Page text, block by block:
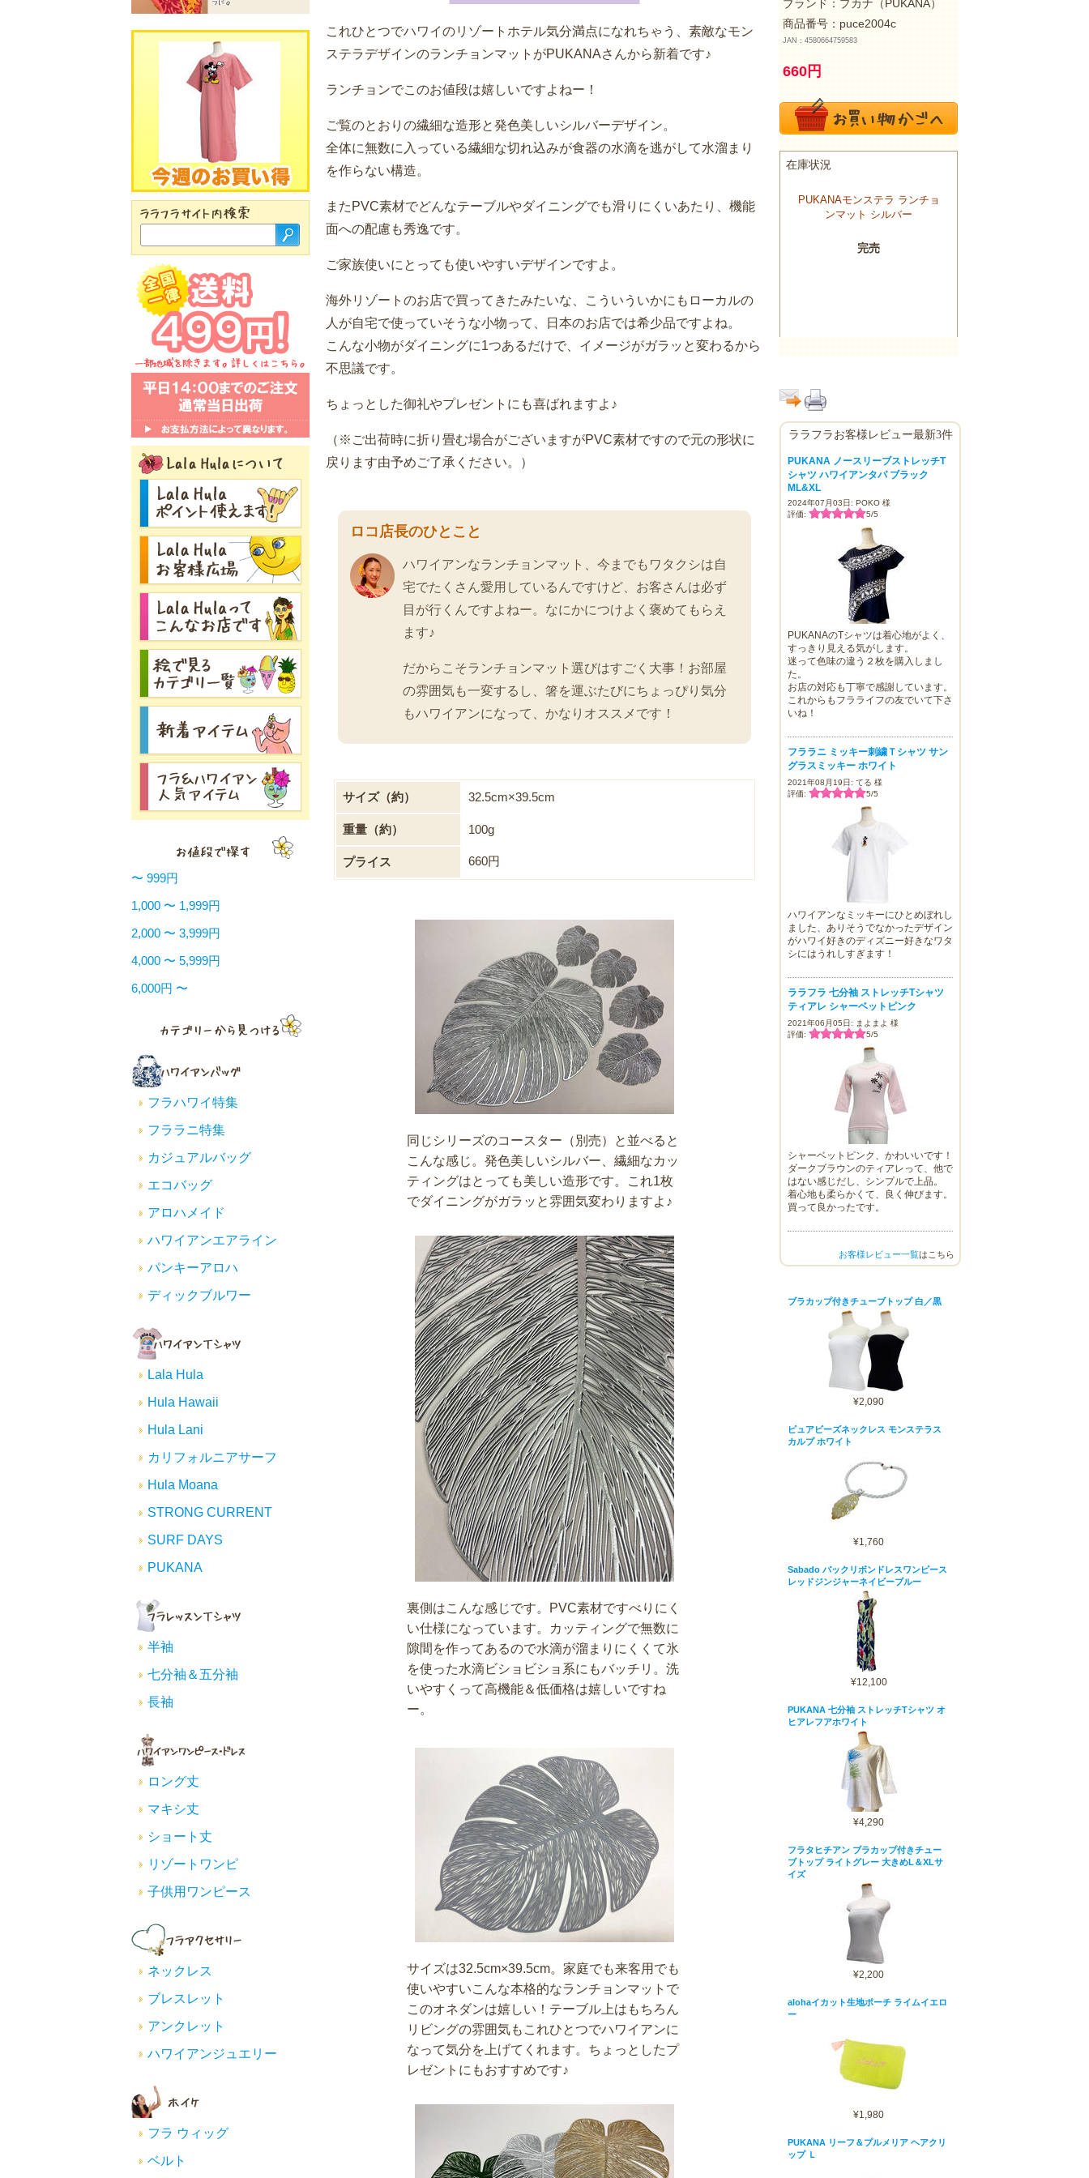
これひとつでハワイのリゾートホテル気分満点になれちゃう、素敵なモン
ステラデザインのランチョンマットがPUKANAさんから新着です♪
ランチョンでこのお値段は嬉しいですよねー！
ご覧のとおりの繊細な造形と発色美しいシルバーデザイン。
全体に無数に入っている繊細な切れ込みが食器の水滴を逃がして水溜まり
を作らない構造。
またPVC素材でどんなテーブルやダイニングでも滑りにくいあたり、機能
面への配慮も秀逸です。
ご家族使いにとっても使いやすいデザインですよ。
海外リゾートのお店で買ってきたみたいな、こういういかにもローカルの
人が自宅で使っていそうな小物って、日本のお店では希少品ですよね。
こんな小物がダイニングに1つあるだけで、イメージがガラッと変わるから
不思議です。
ちょっとした御礼やプレゼントにも喜ばれますよ♪
（※ご出荷時に折り畳む場合がございますがPVC素材ですので元の形状に
戻ります由予めご了承ください。）
ロコ店長のひとこと
ハワイアンなランチョンマット、今までもワタクシは自
宅でたくさん愛用しているんですけど、お客さんは必ず
目が行くんですよねー。なにかにつけよく褒めてもらえ
ます♪
だからこそランチョンマット選びはすごく大事！お部屋
の雰囲気も一変するし、箸を運ぶたびにちょっぴり気分
もハワイアンになって、かなりオススメです！
サイズ（約） 32.5cm×39.5cm
重量（約） 100g
プライス 660円
同じシリーズのコースター（別売）と並べると
こんな感じ。発色美しいシルバー、繊細なカッ
ティングはとっても美しい造形です。これ1枚
でダイニングがガラッと雰囲気変わりますよ♪
裏側はこんな感じです。PVC素材ですべりにく
い仕様になっています。カッティングで無数に
隙間を作ってあるので水滴が溜まりにくくて氷
を使った水滴ビショビショ系にもバッチリ。洗
いやすくって高機能＆低価格は嬉しいですね
ー。
サイズは32.5cm×39.5cm。家庭でも来客用でも
使いやすいこんな本格的なランチョンマットで
このオネダンは嬉しい！テーブル上はもちろん
リビングの雰囲気もこれひとつでハワイアンに
なって気分を上げてくれます。ちょっとしたプ
レゼントにもおすすめです♪
ブランド：プカナ（PUKANA）
商品番号：puce2004c
JAN：4580664759583
660円
ララフラお客様レビュー最新3件
PUKANA ノースリーブストレッチT
シャツ ハワイアンタパ ブラック
ML&XL
2024年07月03日: POKO 様
評価:
5/5
PUKANAのTシャツは着心地がよく、
すっきり見える気がします。
迷って色味の違う２枚を購入しまし
た。
お店の対応も丁寧で感謝しています。
これからもフラライフの友でいて下さ
いね！
フララニ ミッキー刺繍Ｔシャツ サン
グラスミッキー ホワイト
2021年08月19日: てる 様
評価:
5/5
ハワイアンなミッキーにひとめぼれし
ました、ありそうでなかったデザイン
がハワイ好きのディズニー好きなワタ
シにはうれしすぎます！
ララフラ 七分袖 ストレッチTシャツ
ティアレ シャーベットピンク
2021年06月05日: まよまよ 様
評価:
5/5
シャーベットピンク、かわいいです！
ダークブラウンのティアレって、他で
はない感じだし、シンプルで上品。
着心地も柔らかくて、良く伸びます。
買って良かったです。
お客様レビュー一覧はこちら
ブラカップ付きチューブトップ 白／黒
¥2,090
ピュアビーズネックレス モンステラス
カルプ ホワイト
¥1,760
Sabado バックリボンドレスワンピース
レッドジンジャーネイビーブルー
¥12,100
PUKANA 七分袖 ストレッチTシャツ オ
ヒアレフアホワイト
¥4,290
フラタヒチアン ブラカップ付きチュー
ブトップ ライトグレー 大きめL＆XLサ
イズ
¥2,200
alohaイカット生地ポーチ ライムイエロ
ー
¥1,980
PUKANA リーフ＆プルメリア ヘアクリ
ップ Ｌ
〜 999円
1,000 〜 1,999円
2,000 〜 3,999円
4,000 〜 5,999円
6,000円 〜
フラハワイ特集
フララニ特集
カジュアルバッグ
エコバッグ
アロハメイド
ハワイアンエアライン
パンキーアロハ
ディックブルワー
Lala Hula
Hula Hawaii
Hula Lani
カリフォルニアサーフ
Hula Moana
STRONG CURRENT
SURF DAYS
PUKANA
半袖
七分袖＆五分袖
長袖
ロング丈
マキシ丈
ショート丈
リゾートワンピ
子供用ワンピース
ネックレス
ブレスレット
アンクレット
ハワイアンジュエリー
フラ ウィッグ
ベルト